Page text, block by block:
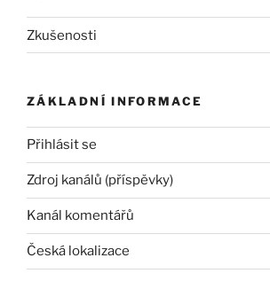
Zkušenosti
ZÁKLADNÍ INFORMACE
Přihlásit se
Zdroj kanálů (příspěvky)
Kanál komentářů
Česká lokalizace